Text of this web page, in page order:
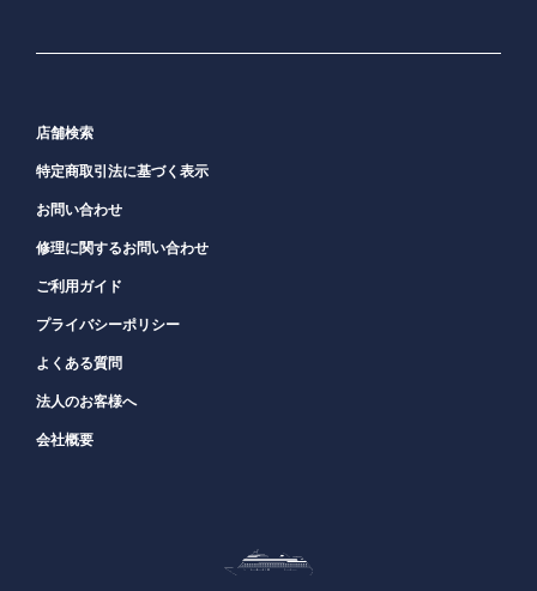
店舗検索
特定商取引法に基づく表示
お問い合わせ
修理に関するお問い合わせ
ご利用ガイド
プライバシーポリシー
よくある質問
法人のお客様へ
会社概要